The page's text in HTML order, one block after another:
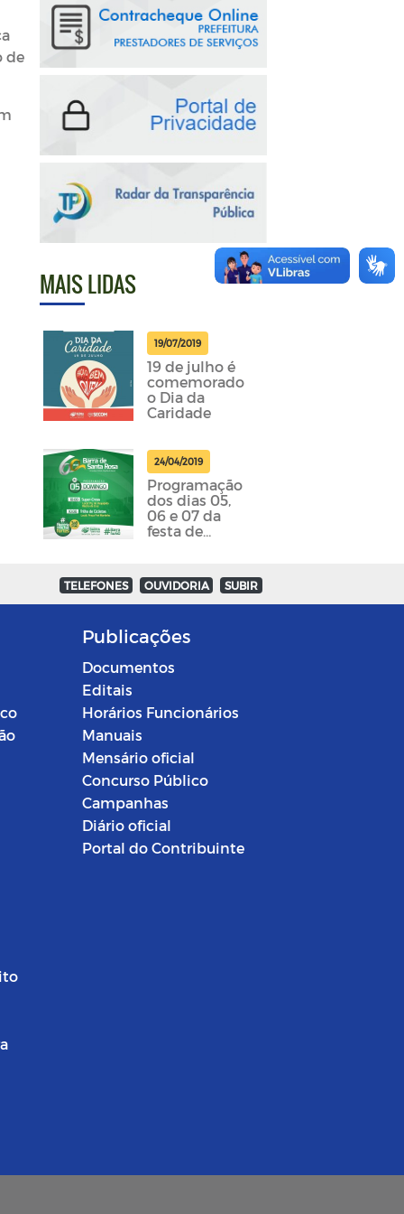
de
MAIS LIDAS
19/07/2019
19 de julho é
comemorado
o Dia da
Caridade
24/04/2019
Programação
dos dias 05,
06 e 07 da
festa de
foram
divulgadas
TELEFONES OUVIDORIA SUBIR
Publicações
Documentos
Editais
Horários Funcionários
Manuais
Mensário oficial
Concurso Público
Campanhas
Diário oficial
Portal do Contribuinte